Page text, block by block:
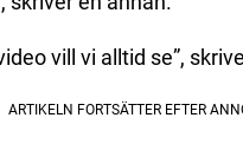
vill vi alltid se”,